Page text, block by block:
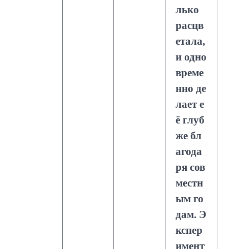
лько
расцв
етала,
и одно
време
нно де
лает е
ё глуб
же бл
агода
ря сов
местн
ым го
дам. Э
кспер
имент